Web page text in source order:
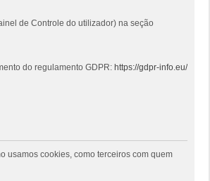
de Controle do utilizador) na seção
do regulamento GDPR: https://gdpr-info.eu/
usamos cookies, como terceiros com quem